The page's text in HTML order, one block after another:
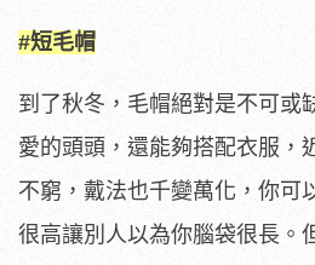
#短毛帽
到了秋冬，毛帽絕對是不可或
愛的頭頭，還能夠搭配衣服，
不窮，戴法也千變萬化，你可
很高讓別人以為你腦袋很長。